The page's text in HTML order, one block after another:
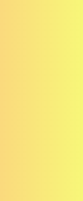
chuyển hóa.
| SKĐS